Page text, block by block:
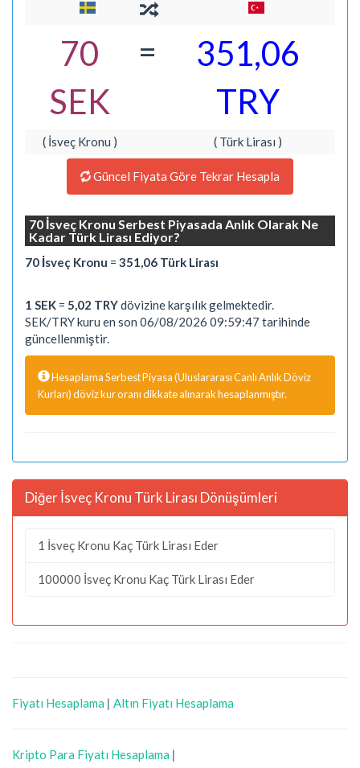
70
SEK
=
351,06
TRY
( İsveç Kronu ) ( Türk Lirası )
Güncel Fiyata Göre Tekrar Hesapla
70 İsveç Kronu Serbest Piyasada Anlık Olarak Ne
Kadar Türk Lirası Ediyor?
70 İsveç Kronu = 351,06 Türk Lirası
1 SEK = 5,02 TRYdövizine karşılık gelmektedir.
SEK/TRY kuru en son 06/08/2026 09:59:47 tarihinde
güncellenmiştir.
Hesaplama Serbest Piyasa (Uluslararası Canlı Anlık Döviz
Kurları) döviz kur oranı dikkate alınarak hesaplanmıştır.
Diğer İsveç Kronu Türk Lirası Dönüşümleri
1 İsveç Kronu Kaç Türk Lirası Eder
100000 İsveç Kronu Kaç Türk Lirası Eder
Fiyatı Hesaplama | Altın Fiyatı Hesaplama
Kripto Para Fiyatı Hesaplama |